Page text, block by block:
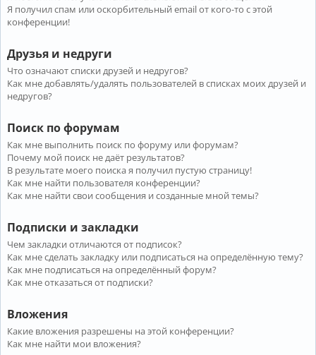
Я получил спам или оскорбительный email от кого-то с этой
конференции!
Друзья и недруги
Что означают списки друзей и недругов?
Как мне добавлять/удалять пользователей в списках моих друзей и
недругов?
Поиск по форумам
Как мне выполнить поиск по форуму или форумам?
Почему мой поиск не даёт результатов?
В результате моего поиска я получил пустую страницу!
Как мне найти пользователя конференции?
Как мне найти свои сообщения и созданные мной темы?
Подписки и закладки
Чем закладки отличаются от подписок?
Как мне сделать закладку или подписаться на определённую тему?
Как мне подписаться на определённый форум?
Как мне отказаться от подписки?
Вложения
Какие вложения разрешены на этой конференции?
Как мне найти мои вложения?